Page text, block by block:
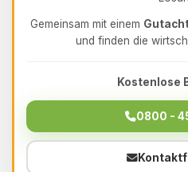
Gemeinsam mit einem
und finden die
Kostenlose
0800 -